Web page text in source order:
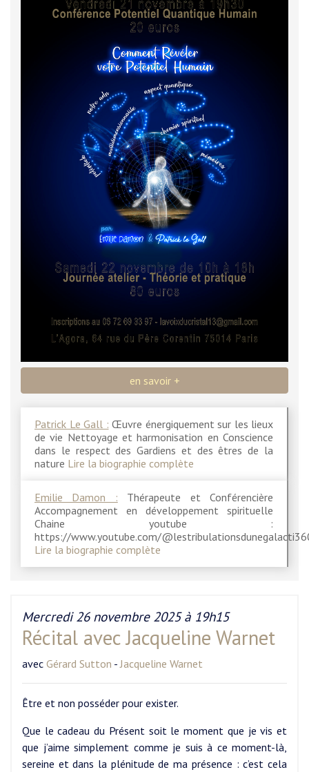
en savoir +
Patrick Le Gall : Œuvre énergiquement sur les lieux
de vie Nettoyage et harmonisation en Conscience
dans le respect des Gardiens et des êtres de la
nature Lire la biographie complète
Emilie Damon : Thérapeute et Conférencière
Accompagnement en développement spirituelle
Chaine youtube :
https://www.youtube.com/
Lire la biographie complète
Mercredi 26 novembre 2025 à 19h15
Récital avec Jacqueline Warnet
avec Gérard Sutton -Jacqueline Warnet
Être et non posséder pour exister.
Que le cadeau du Présent soit le moment que je vis et
que j’aime simplement comme je suis à ce moment-là,
sereine et dans la plénitude de ma présence : c’est cela